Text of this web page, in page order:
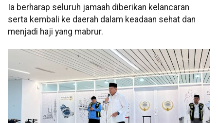
Ia berharap seluruh jamaah diberikan kelancaran
serta kembali ke daerah dalam keadaan sehat dan
menjadi haji yang mabrur.